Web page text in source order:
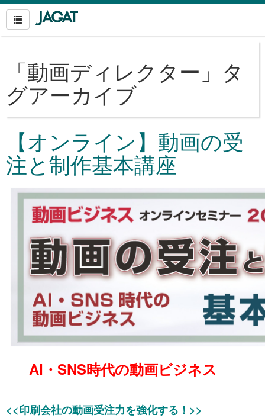
「動画ディレクター 」タ
グアーカイブ
【オンライン】動画の受
注と制作基本講座
AI・SNS時代の動画ビジネス
<<印刷会社の動画受注力を強化する！>>